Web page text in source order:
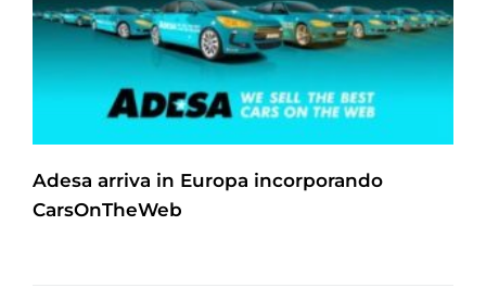
Adesa arriva in Europa incorporando
CarsOnTheWeb